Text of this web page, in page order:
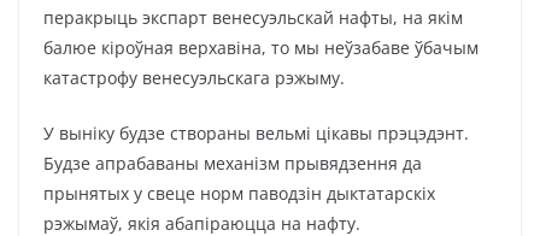
перакрыць экспарт венесуэльскай нафты, на якім
балюе кіроўная верхавіна, то мы неўзабаве ўбачым
катастрофу венесуэльскага рэжыму.
У выніку будзе створаны вельмі цікавы прэцэдэнт.
Будзе апрабаваны механізм прывядзення да
прынятых у свеце норм паводзін дыктатарскіх
рэжымаў, якія абапіраюцца на нафту.